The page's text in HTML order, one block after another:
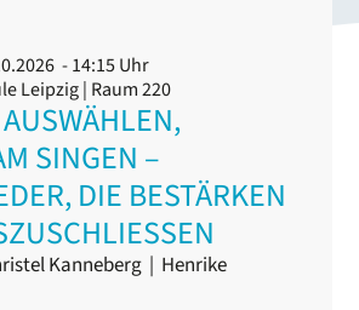
- 14:15 Uhr
Leipzig | Raum 220
SINGEN –
DIE BESTÄRKEN
Kanneberg | Henrike